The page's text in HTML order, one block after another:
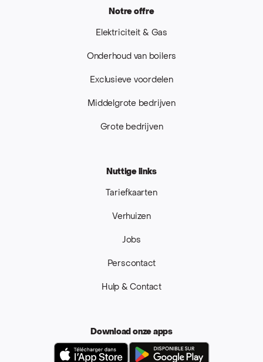
Notre offre
Elektriciteit & Gas
Onderhoud van boilers
Exclusieve voordelen
Middelgrote bedrijven
Grote bedrijven
Nuttige links
Tariefkaarten
Verhuizen
Jobs
Perscontact
Hulp & Contact
Download onze apps
App Store